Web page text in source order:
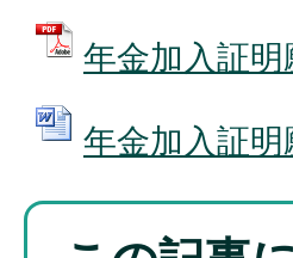
年金加入証
年金加入証